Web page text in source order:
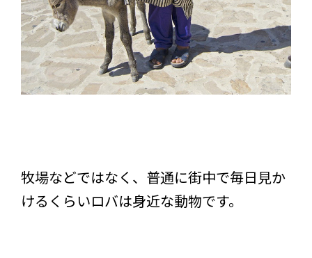
牧場などではなく、普通に街中で毎日見か
けるくらいロバは身近な動物です。